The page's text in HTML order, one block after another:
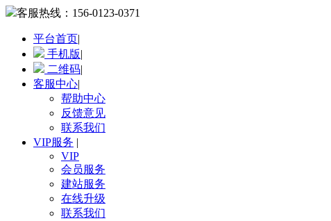
客服热线： 156-0123-0371
平台首页|
手机版|
二维码|
客服中心|
帮助中心
反馈意见
联系我们
VIP服务 |
VIP
会员服务
建站服务
在线升级
联系我们